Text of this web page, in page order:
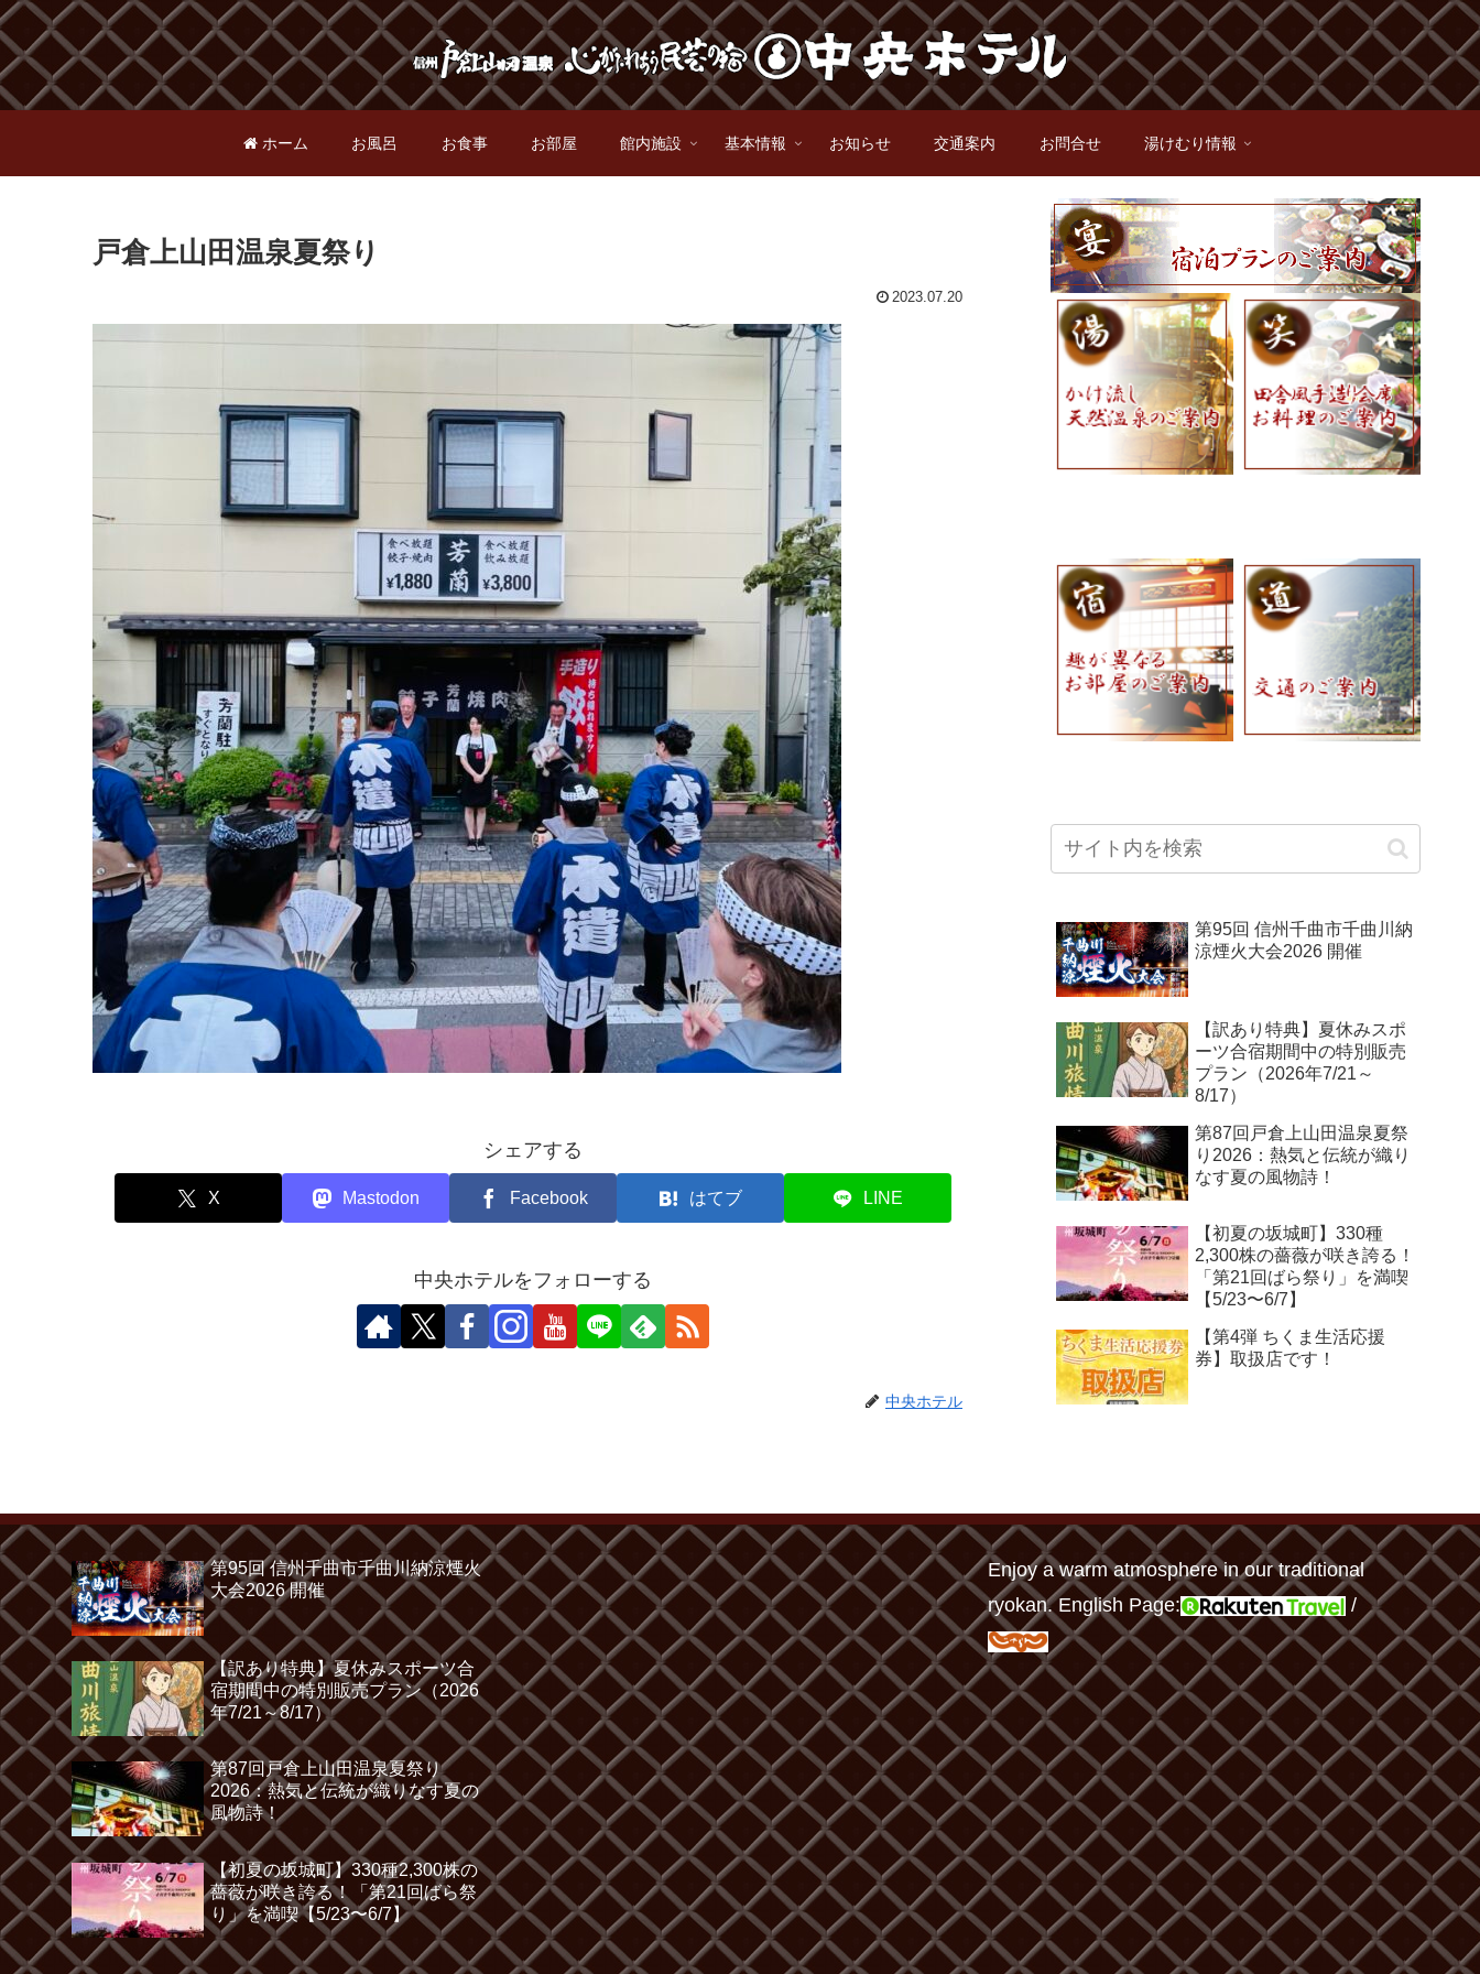
ホーム お風呂 お食事 お部屋 館内施設 基本情報 お知らせ 交通案内 お問合せ 湯けむり情報
戸倉上山田温泉夏祭り
2023.07.20
シェアする
X Mastodon Facebook はてブ LINE
中央ホテルをフォローする
中央ホテル
第95回 信州千曲市千曲川納
涼煙火大会2026 開催
【訳あり特典】夏休みスポ
ーツ合宿期間中の特別販売
プラン（2026年7/21～
8/17）
第87回戸倉上山田温泉夏祭
り2026：熱気と伝統が織り
なす夏の風物詩！
【初夏の坂城町】330種
2,300株の薔薇が咲き誇る！
「第21回ばら祭り」を満喫
【5/23〜6/7】
【第4弾 ちくま生活応援
券】取扱店です！
第95回 信州千曲市千曲川納涼煙火
大会2026 開催
【訳あり特典】夏休みスポーツ合
宿期間中の特別販売プラン（2026
年7/21～8/17）
第87回戸倉上山田温泉夏祭り
2026：熱気と伝統が織りなす夏の
風物詩！
【初夏の坂城町】330種2,300株の
薔薇が咲き誇る！「第21回ばら祭
り」を満喫【5/23〜6/7】
Enjoy a warm atmosphere in our traditional
ryokan. English Page:
/